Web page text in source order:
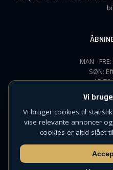
MAN -
SØN:
+45 72
CVR:
© 2026
Udviklet
Vi
Vi bruger cookies til
vise relevante annoncer
cookies er altid slået